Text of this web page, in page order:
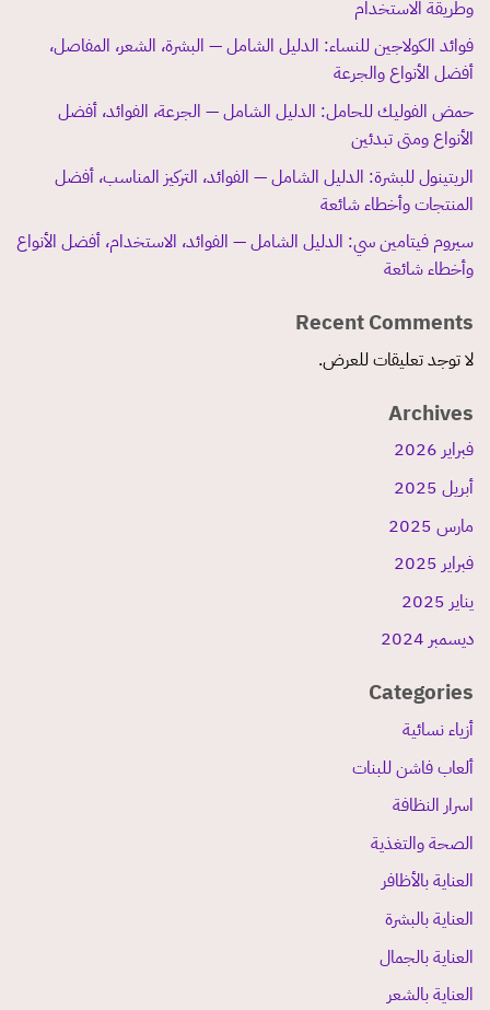
وطريقة الاستخدام
فوائد الكولاجين للنساء: الدليل الشامل — البشرة، الشعر، المفاصل،
أفضل الأنواع والجرعة
حمض الفوليك للحامل: الدليل الشامل — الجرعة، الفوائد، أفضل
الأنواع ومتى تبدئين
الريتينول للبشرة: الدليل الشامل — الفوائد، التركيز المناسب، أفضل
المنتجات وأخطاء شائعة
سيروم فيتامين سي: الدليل الشامل — الفوائد، الاستخدام، أفضل الأنواع
وأخطاء شائعة
Recent Comments
لا توجد تعليقات للعرض.
Archives
فبراير 2026
أبريل 2025
مارس 2025
فبراير 2025
يناير 2025
ديسمبر 2024
Categories
أزياء نسائية
ألعاب فاشن للبنات
اسرار النظافة
الصحة والتغذية
العناية بالأظافر
العناية بالبشرة
العناية بالجمال
العناية بالشعر